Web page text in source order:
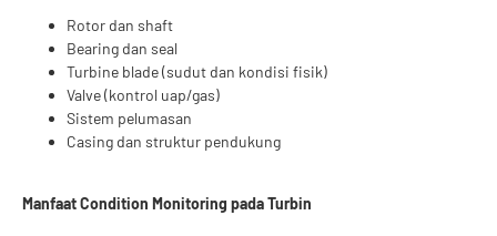
Rotor dan shaft
Bearing dan seal
Turbine blade (sudut dan kondisi fisik)
Valve (kontrol uap/gas)
Sistem pelumasan
Casing dan struktur pendukung
Manfaat Condition Monitoring pada Turbin